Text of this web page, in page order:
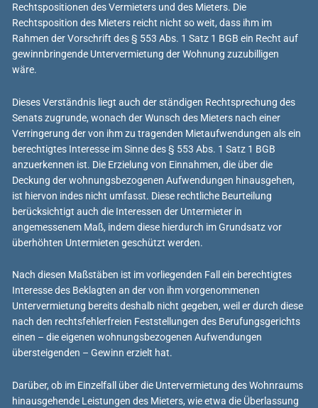
Rechtspositionen des Vermieters und des Mieters. Die
Rechtsposition des Mieters reicht nicht so weit, dass ihm im
Rahmen der Vorschrift des § 553 Abs. 1 Satz 1 BGB ein Recht auf
gewinnbringende Untervermietung der Wohnung zuzubilligen
wäre.
Dieses Verständnis liegt auch der ständigen Rechtsprechung des
Senats zugrunde, wonach der Wunsch des Mieters nach einer
Verringerung der von ihm zu tragenden Mietaufwendungen als ein
berechtigtes Interesse im Sinne des § 553 Abs. 1 Satz 1 BGB
anzuerkennen ist. Die Erzielung von Einnahmen, die über die
Deckung der wohnungsbezogenen Aufwendungen hinausgehen,
ist hiervon indes nicht umfasst. Diese rechtliche Beurteilung
berücksichtigt auch die Interessen der Untermieter in
angemessenem Maß, indem diese hierdurch im Grundsatz vor
überhöhten Untermieten geschützt werden.
Nach diesen Maßstäben ist im vorliegenden Fall ein berechtigtes
Interesse des Beklagten an der von ihm vorgenommenen
Untervermietung bereits deshalb nicht gegeben, weil er durch diese
nach den rechtsfehlerfreien Feststellungen des Berufungsgerichts
einen – die eigenen wohnungsbezogenen Aufwendungen
übersteigenden – Gewinn erzielt hat.
Darüber, ob im Einzelfall über die Untervermietung des Wohnraums
hinausgehende Leistungen des Mieters, wie etwa die Überlassung